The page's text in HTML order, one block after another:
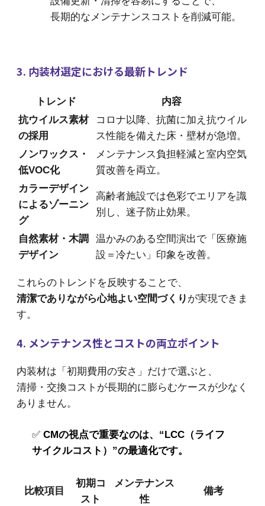
長期的なメンテナンスコストを削減可能。
3. 内装材選定における最新トレンド
トレンド
内容
抗ウイルス素材
の採用
コロナ以降、抗菌に加え抗ウイル
ス性能を備えた床・壁材が急増。
ノンワックス・
低VOC化
メンテナンス負担軽減と室内空気
質改善を両立。
カラーデザイン
によるゾーニン
グ
高齢者施設では色彩でエリアを識
別し、迷子防止効果。
自然素材・木調
デザイン
温かみのある空間演出で「医療施
設＝冷たい」印象を改善。
これらのトレンドを反映することで、
清潔でありながら心地よい空間づくり が実現できま
す。
4. メンテナンス性とコストの両立ポイント
内装材は「初期費用の安さ」だけで選ぶと、
清掃・交換コストが長期的に膨らむケースが少なく
ありません。
✅ CMの視点で重要なのは、“LCC（ライフ
サイクルコスト）”の最適化です。
比較項目
初期コ
スト
メンテナンス
性
備考